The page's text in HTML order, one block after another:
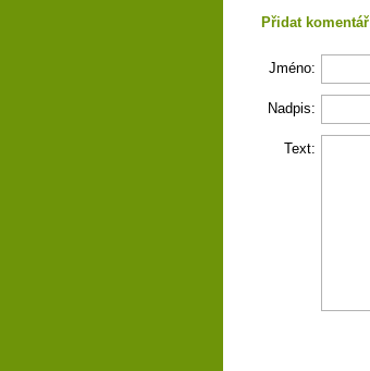
Přidat komentář
Jméno:
Nadpis:
Text: